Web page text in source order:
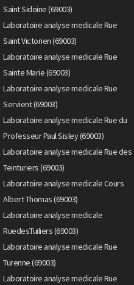
Saint Sidoine (69003)
Laboratoire analyse medicale Rue
Saint Victorien (69003)
Laboratoire analyse medicale Rue
Sainte Marie (69003)
Laboratoire analyse medicale Rue
Servient (69003)
Laboratoire analyse medicale Rue du
Professeur Paul Sisley (69003)
Laboratoire analyse medicale Rue des
Teinturiers (69003)
Laboratoire analyse medicale Cours
Albert Thomas (69003)
Laboratoire analyse medicale
RuedesTuiliers (69003)
Laboratoire analyse medicale Rue
Turenne (69003)
Laboratoire analyse medicale Rue